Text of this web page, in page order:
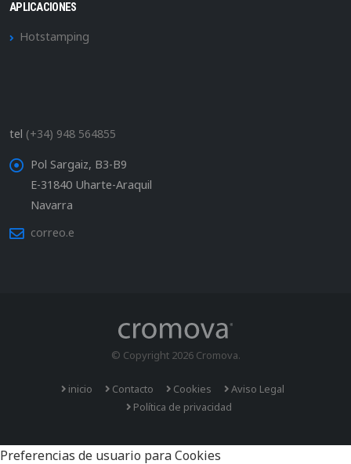
APLICACIONES
Hotstamping
tel (+34) 948 564855
Pol Sargaiz, B3-B9
E-31840 Uharte-Araquil
Navarra
correo.e
© Copyright 2026 Cromova.
inicio Contacto Cookies
Aviso Legal
Política de privacidad
Preferencias de usuario para Cookies